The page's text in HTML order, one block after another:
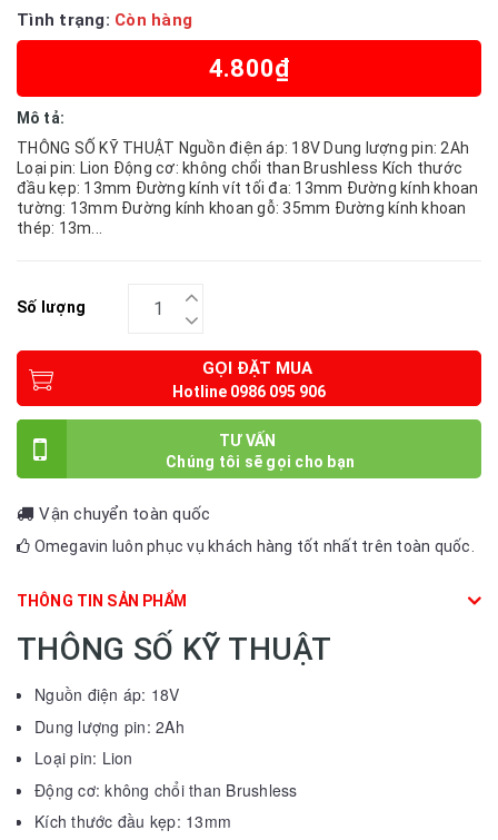
Tình trạng: Còn hàng
4.800₫
Mô tả:
THÔNG SỐ KỸ THUẬT Nguồn điện áp: 18V Dung lượng pin: 2Ah
Loại pin: Lion Động cơ: không chổi than Brushless Kích thước
đầu kẹp: 13mm Đường kính vít tối đa: 13mm Đường kính khoan
tường: 13mm Đường kính khoan gỗ: 35mm Đường kính khoan
thép: 13m...
Số lượng
GỌI ĐẶT MUA
TƯ VẤN
Vận chuyển toàn quốc
Omegavin luôn phục vụ khách hàng tốt nhất trên toàn quốc.
THÔNG TIN SẢN PHẨM
THÔNG SỐ KỸ THUẬT
Nguồn điện áp: 18V
Dung lượng pin: 2Ah
Loại pin: Lion
Động cơ: không chổi than Brushless
Kích thước đầu kẹp: 13mm